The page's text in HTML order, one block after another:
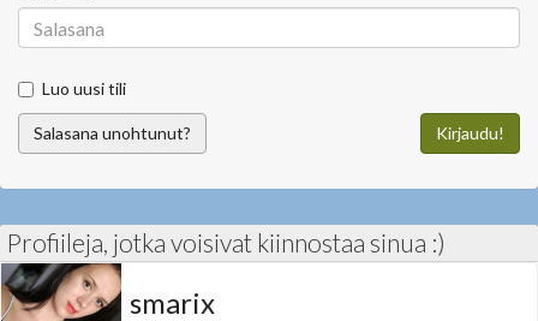
Luo uusi tili
Salasana unohtunut? Kirjaudu!
Profiileja, jotka voisivat kiinnostaa sinua :)
smarix